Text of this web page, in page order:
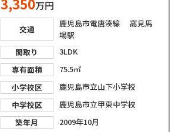
万円
交通
鹿児島市電唐湊線 高見馬
場駅
間取り
3LDK
専有面積
75.5㎡
小学校区
鹿児島市立山下小学校
中学校区
鹿児島市立甲東中学校
築年月
2009年10月